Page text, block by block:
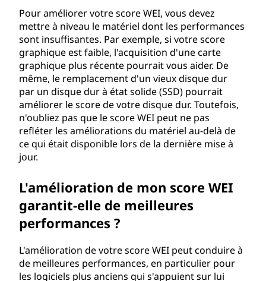
Pour améliorer votre score WEI, vous devez
mettre à niveau le matériel dont les performances
sont insuffisantes. Par exemple, si votre score
graphique est faible, l'acquisition d'une carte
graphique plus récente pourrait vous aider. De
même, le remplacement d'un vieux disque dur
par un disque dur à état solide (SSD) pourrait
améliorer le score de votre disque dur. Toutefois,
n'oubliez pas que le score WEI peut ne pas
refléter les améliorations du matériel au-delà de
ce qui était disponible lors de la dernière mise à
jour.
L'amélioration de mon score WEI
garantit-elle de meilleures
performances ?
L'amélioration de votre score WEI peut conduire à
de meilleures performances, en particulier pour
les logiciels plus anciens qui s'appuient sur lui